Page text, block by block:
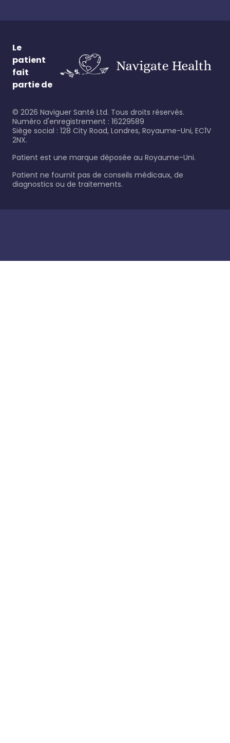
Le
patient
fait
partie de
© 2026 Naviguer Santé Ltd. Tous droits réservés.
Numéro d'enregistrement : 16229589
Siège social : 128 City Road, Londres, Royaume-Uni, EC1V
2NX.
Patient est une marque déposée au Royaume-Uni.
Patient ne fournit pas de conseils médicaux, de
diagnostics ou de traitements.